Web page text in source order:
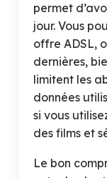
permet
jour. Vous
offre ADSL,
dernières,
limitent les
données
si vous
des films et
Le bon